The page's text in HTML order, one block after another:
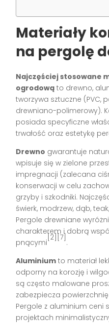
Materiały
na pergolę
Najczęściej stosowane
ogrodową to drewno,
tworzywa sztuczne (PVC,
drewniano-polimerowy).
posiada specyficzne
trwałość oraz estetykę
Drewno gwarantuje
wpisuje się w zielone
impregnacji (zalecana
konserwacji w celu
grzyby i szkodniki.
świerk, modrzew, dąb,
Pergole drewniane
charakterem i dobrą
pnącymi
[2][7]
.
Aluminium to materiał
odporny na korozję i
są często malowane
zabezpiecza
Pergole z aluminium ceni
projektach